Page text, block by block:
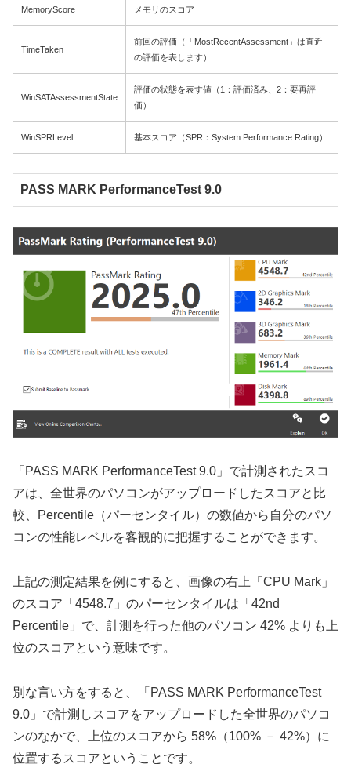
MemoryScore メモリのスコア
TimeTaken
前回の評価（「MostRecentAssessment」は直近
の評価を表します）
WinSATAssessmentState
評価の状態を表す値（1：評価済み、2：要再評
価）
WinSPRLevel 基本スコア（SPR：System Performance Rating）
PASS MARK PerformanceTest 9.0
「PASS MARK PerformanceTest 9.0」で計測されたスコ
アは、全世界のパソコンがアップロードしたスコアと比
較、Percentile（パーセンタイル）の数値から自分のパソ
コンの性能レベルを客観的に把握することができます。
上記の測定結果を例にすると、画像の右上「CPU Mark」
のスコア「4548.7」のパーセンタイルは「42nd
Percentile」で、計測を行った他のパソコン 42% よりも上
位のスコアという意味です。
別な言い方をすると、「PASS MARK PerformanceTest
9.0」で計測しスコアをアップロードした全世界のパソコ
ンのなかで、上位のスコアから 58%（100% － 42%）に
位置するスコアということです。